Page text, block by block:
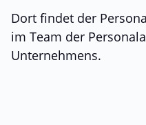
Dort findet der
im Team der
Unternehmens.